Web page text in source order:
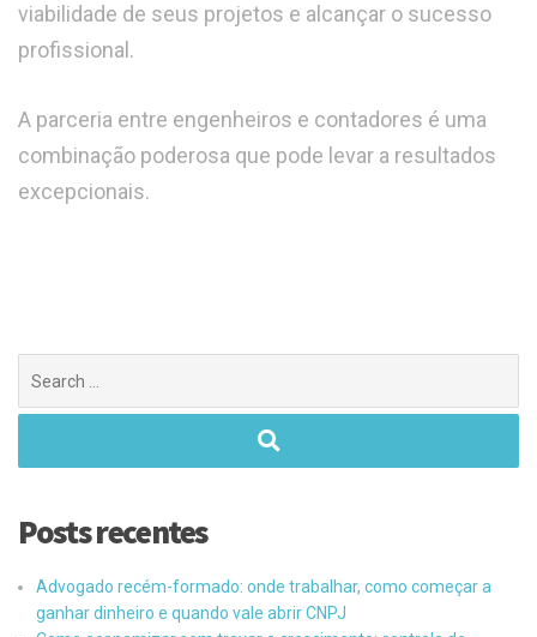
viabilidade de seus projetos e alcançar o sucesso
profissional.
A parceria entre engenheiros e contadores é uma
combinação poderosa que pode levar a resultados
excepcionais.
Posts recentes
Advogado recém-formado: onde trabalhar, como começar a
ganhar dinheiro e quando vale abrir CNPJ